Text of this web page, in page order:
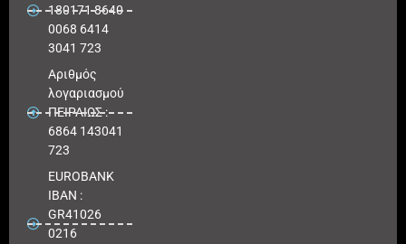
180171 8640
0068 6414
3041 723
Αριθμός
λογαριασμού
ΠΕΙΡΑΙΩΣ :
6864 143041
723
EUROBANK
IBAN :
GR41026
0216